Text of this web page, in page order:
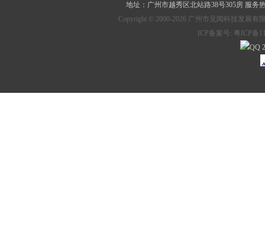
地址： 广州市越秀区北站路38号305房 服务
Copyright © 2000-2026 广州市见闻科技发展
ICP备案号: 粤ICP备